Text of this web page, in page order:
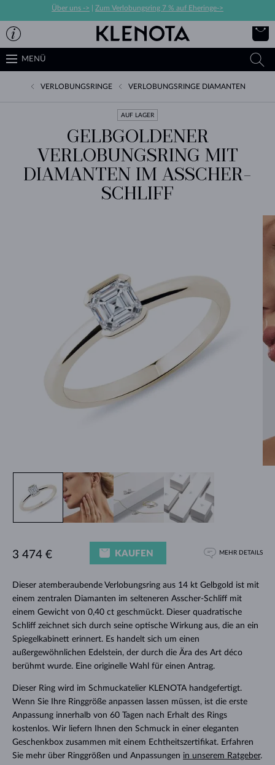
Über uns -> Zum Verlobungsring 7 % auf Eheringe->
MENÜ
VERLOBUNGSRINGE VERLOBUNGSRINGE DIAMANTEN
AUF LAGER
GELBGOLDENER
VERLOBUNGSRING MIT
DIAMANTEN IM ASSCHER-
SCHLIFF
Dieser atemberaubende Verlobungsring aus 14 kt Gelbgold ist mit
einem zentralen Diamanten im selteneren Asscher-Schliff mit
einem Gewicht von 0,40 ct geschmückt. Dieser quadratische
Schliff zeichnet sich durch seine optische Wirkung aus, die an ein
Spiegelkabinett erinnert. Es handelt sich um einen
außergewöhnlichen Edelstein, der durch die Ära des Art déco
berühmt wurde. Eine originelle Wahl für einen Antrag.
Dieser Ring wird im Schmuckatelier KLENOTA handgefertigt.
Wenn Sie Ihre Ringgröße anpassen lassen müssen, ist die erste
Anpassung innerhalb von 60 Tagen nach Erhalt des Rings
kostenlos. Wir liefern Ihnen den Schmuck in einer eleganten
Geschenkbox zusammen mit einem Echtheitszertifikat. Erfahren
Sie mehr über Ringgrößen und Anpassungen in unserem Ratgeber.
3 474 € KAUFEN MEHR DETAILS